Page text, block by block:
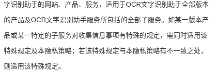
字识别助手的网站、产品、服务，适用于OCR文字识别助手全部版本
的产品及OCR文字识别助手服务所包括的全部子服务。如某一版本产
品或某一特定的子服务对收集信息事项有特殊的规定，需同时适用该
特殊规定及本隐私策略；若该特殊规定与本隐私策略有不一致之处，
则适用该特殊规定。